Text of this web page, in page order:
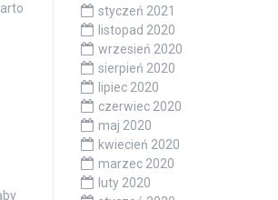
styczeń 2021
listopad 2020
wrzesień 2020
sierpień 2020
lipiec 2020
czerwiec 2020
maj 2020
kwiecień 2020
marzec 2020
luty 2020